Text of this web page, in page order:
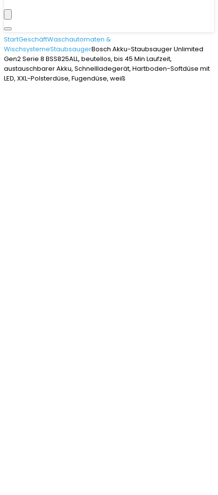
StartGeschäftWaschautomaten &
WischsystemeStaubsaugerBosch Akku-Staubsauger Unlimited
Gen2 Serie 8 BSS825ALL, beutellos, bis 45 Min Laufzeit,
austauschbarer Akku, Schnellladegerät, Hartboden-Softdüse mit
LED, XXL-Polsterdüse, Fugendüse, weiß